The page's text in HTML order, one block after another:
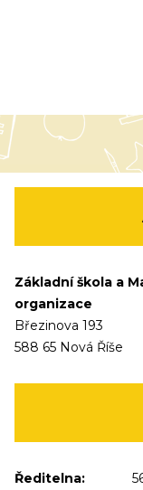
Základní škola a
organizace
Březinova 193
588 65 Nová Říše
Ředitelna: